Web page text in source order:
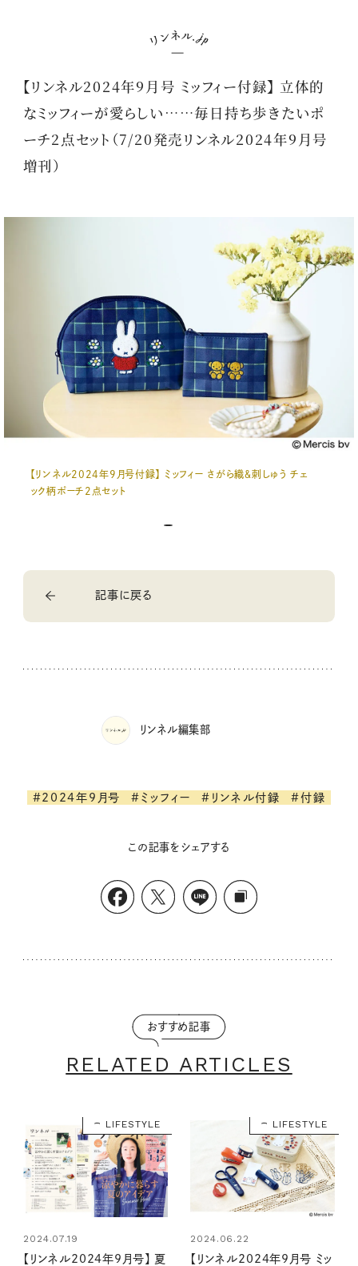
【リンネル2024年9月号 ミッフィー付録】 立体的
なミッフィーが愛らしい……毎日持ち歩きたいポ
ーチ2点セット（7/20発売リンネル2024年9月号
増刊）
【リンネル2024年9月号付録】 ミッフィー さがら織＆刺しゅう チェ
ック柄ポーチ2点セット
記事に戻る
リンネル編集部
#2024年9月号 #ミッフィー #リンネル付録 #付録
この記事をシェアする
おすすめ記事
RELATED ARTICLES
LIFESTYLE
2024.07.19
【リンネル2024年9月号】 夏
LIFESTYLE
2024.06.22
【リンネル2024年9月号 ミッ